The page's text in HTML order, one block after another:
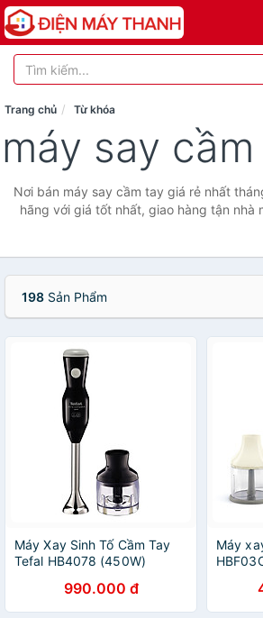
Trang chủ Từ khóa
máy say
Nơi bán máy say cầm tay giá rẻ nhất
hãng với giá tốt nhất, giao hàng tận nhà
198 Sản Phẩm
Máy Xay Sinh Tố Cầm Tay
Tefal HB4078 (450W)
990.000 đ
Máy